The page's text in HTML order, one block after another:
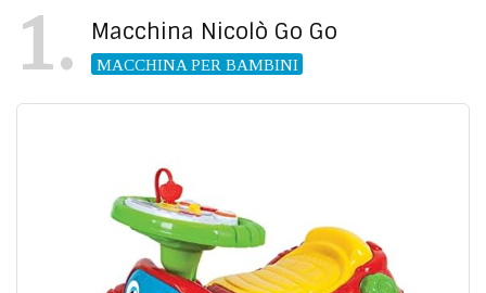
1 Macchina Nicolò Go Go
MACCHINA PER BAMBINI